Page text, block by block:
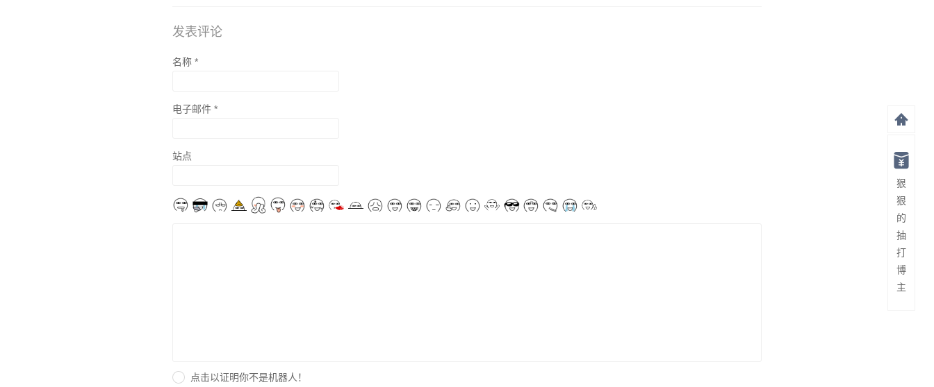
发表评论
名称*
电子邮件*
站点
点击以证明你不是机器人！
狠
狠
的
抽
打
博
主